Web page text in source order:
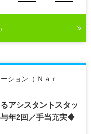
ション（ Ｎａｒ
アシスタントスタッ
年2回／手当充実◆